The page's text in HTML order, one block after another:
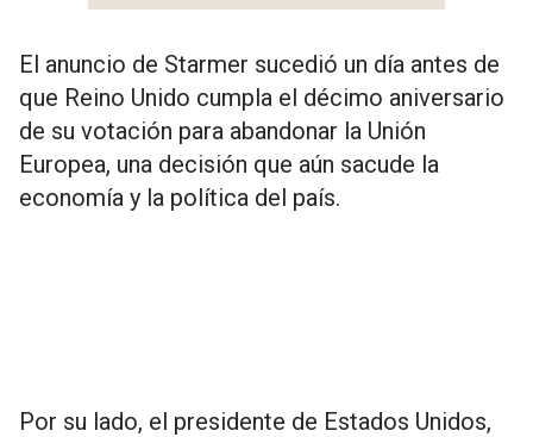
El anuncio de Starmer sucedió un día antes de
que Reino Unido cumpla el décimo aniversario
de su votación para abandonar la Unión
Europea, una decisión que aún sacude la
economía y la política del país.
Por su lado, el presidente de Estados Unidos,